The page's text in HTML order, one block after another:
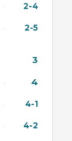
2-4
2-5
3
4
4-1
4-2